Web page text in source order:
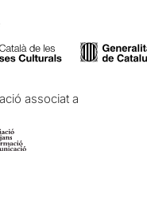
associat a